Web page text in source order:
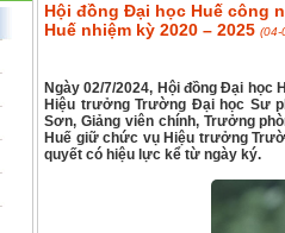
Hội đồng Đại học Huế công
Huế nhiệm kỳ 2020 – 2025 (04-
Ngày 02/7/2024, Hội đồng Đại học
Hiệu trưởng Trường Đại học Sư
Sơn, Giảng viên chính, Trưởng
Huế giữ chức vụ Hiệu trưởng
quyết có hiệu lực kể từ ngày ký.